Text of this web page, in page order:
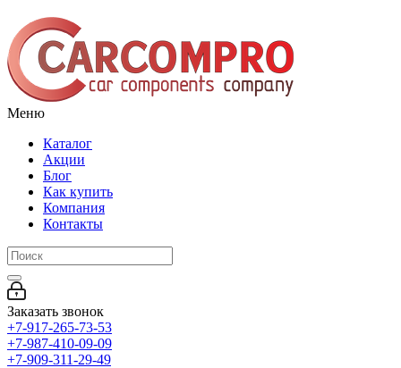
Меню
Каталог
Акции
Блог
Как купить
Компания
Контакты
Заказать звонок
+7-917-265-73-53
+7-987-410-09-09
+7-909-311-29-49